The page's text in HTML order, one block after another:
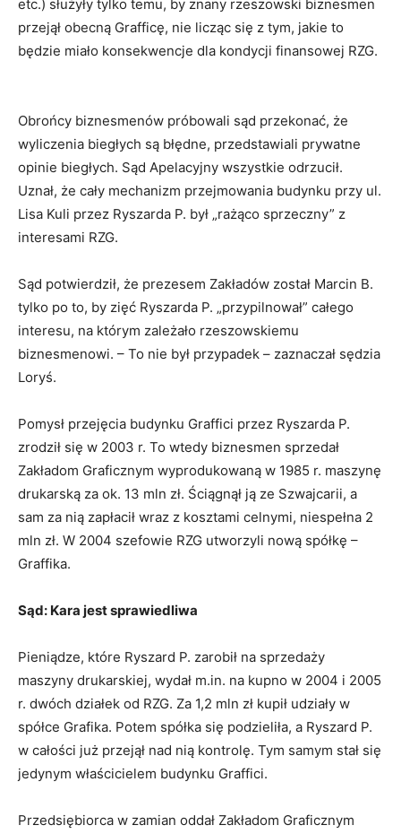
etc.) służyły tylko temu, by znany rzeszowski biznesmen
przejął obecną Grafficę, nie licząc się z tym, jakie to
będzie miało konsekwencje dla kondycji finansowej RZG.
Obrońcy biznesmenów próbowali sąd przekonać, że
wyliczenia biegłych są błędne, przedstawiali prywatne
opinie biegłych. Sąd Apelacyjny wszystkie odrzucił.
Uznał, że cały mechanizm przejmowania budynku przy ul.
Lisa Kuli przez Ryszarda P. był „rażąco sprzeczny” z
interesami RZG.
Sąd potwierdził, że prezesem Zakładów został Marcin B.
tylko po to, by zięć Ryszarda P. „przypilnował” całego
interesu, na którym zależało rzeszowskiemu
biznesmenowi. – To nie był przypadek – zaznaczał sędzia
Loryś.
Pomysł przejęcia budynku Graffici przez Ryszarda P.
zrodził się w 2003 r. To wtedy biznesmen sprzedał
Zakładom Graficznym wyprodukowaną w 1985 r. maszynę
drukarską za ok. 13 mln zł. Ściągnął ją ze Szwajcarii, a
sam za nią zapłacił wraz z kosztami celnymi, niespełna 2
mln zł. W 2004 szefowie RZG utworzyli nową spółkę –
Graffika.
Sąd: Kara jest sprawiedliwa
Pieniądze, które Ryszard P. zarobił na sprzedaży
maszyny drukarskiej, wydał m.in. na kupno w 2004 i 2005
r. dwóch działek od RZG. Za 1,2 mln zł kupił udziały w
spółce Grafika. Potem spółka się podzieliła, a Ryszard P.
w całości już przejął nad nią kontrolę. Tym samym stał się
jedynym właścicielem budynku Graffici.
Przedsiębiorca w zamian oddał Zakładom Graficznym